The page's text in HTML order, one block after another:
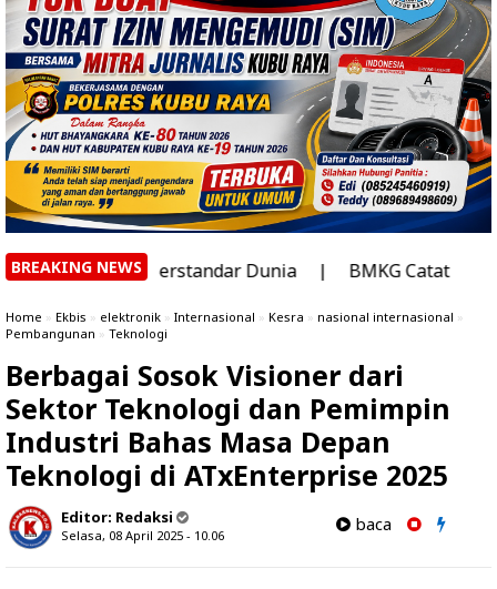
BREAKING NEWS
Berstandar Dunia | BMKG Catat 1.911 Titik Panas di
Home » Ekbis » elektronik » Internasional » Kesra » nasional internasional »
Pembangunan » Teknologi
Berbagai Sosok Visioner dari
Sektor Teknologi dan Pemimpin
Industri Bahas Masa Depan
Teknologi di ATxEnterprise 2025
Editor: Redaksi
Selasa, 08 April 2025 - 10.06
baca